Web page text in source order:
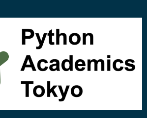
ン
ン
ツ
へ
キ
ッ
プ